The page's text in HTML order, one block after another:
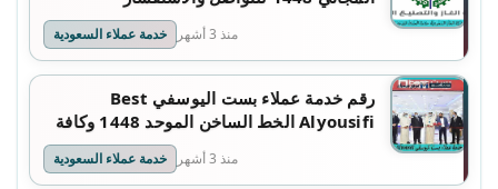
منذ 3 أشهر خدمة عملاء السعودية
رقم خدمة عملاء بست اليوسفي Best
Alyousifi الخط الساخن الموحد 1448 وكافة
منذ 3 أشهر خدمة عملاء السعودية